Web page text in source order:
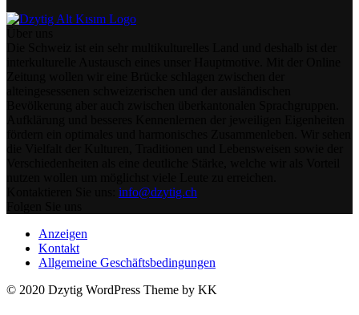
info@dzytig.ch
Anzeigen
Kontakt
Allgemeine Geschäftsbedingungen
© 2020 Dzytig WordPress Theme by KK